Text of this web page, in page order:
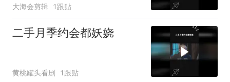
大海会剪辑 1跟贴
二手月季约会都妖娆
黄桃罐头看剧 1跟贴